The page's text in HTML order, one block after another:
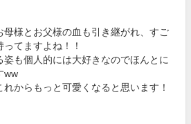
母様とお父様の血も引き継がれ、すご
てますよね！！
も個人的には大好きなのでほんとに
ww
からもっと可愛くなると思います！